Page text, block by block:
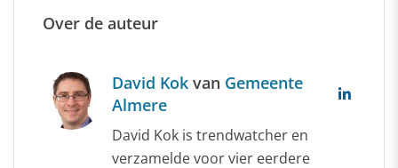
Over de auteur
David Kok van Gemeente
Almere
David Kok is trendwatcher en
verzamelde voor vier eerdere